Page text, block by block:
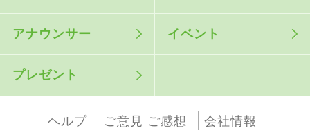
アナウンサー イベント
プレゼント
ヘルプ ご意見 ご感想
会社情報